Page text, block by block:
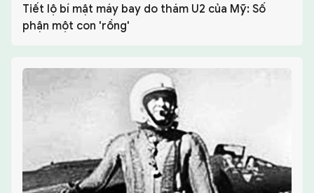
Tiết lộ bí mật máy bay do thám U2 của Mỹ: Số
phận một con 'rồng'